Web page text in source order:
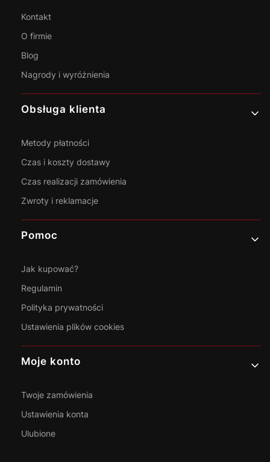
Kontakt
O firmie
Blog
Nagrody i wyróżnienia
Obsługa klienta
Metody płatności
Czas i koszty dostawy
Czas realizacji zamówienia
Zwroty i reklamacje
Pomoc
Jak kupować?
Regulamin
Polityka prywatności
Ustawienia plików cookies
Moje konto
Twoje zamówienia
Ustawienia konta
Ulubione